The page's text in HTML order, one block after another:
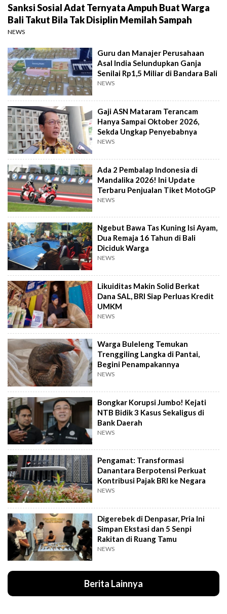
Sanksi Sosial Adat Ternyata Ampuh Buat Warga
Bali Takut Bila Tak Disiplin Memilah Sampah
NEWS
Guru dan Manajer Perusahaan
Asal India Selundupkan Ganja
Senilai Rp1,5 Miliar di Bandara Bali
NEWS
Gaji ASN Mataram Terancam
Hanya Sampai Oktober 2026,
Sekda Ungkap Penyebabnya
NEWS
Ada 2 Pembalap Indonesia di
Mandalika 2026! Ini Update
Terbaru Penjualan Tiket MotoGP
NEWS
Ngebut Bawa Tas Kuning Isi Ayam,
Dua Remaja 16 Tahun di Bali
Diciduk Warga
NEWS
Likuiditas Makin Solid Berkat
Dana SAL, BRI Siap Perluas Kredit
UMKM
NEWS
Warga Buleleng Temukan
Trenggiling Langka di Pantai,
Begini Penampakannya
NEWS
Bongkar Korupsi Jumbo! Kejati
NTB Bidik 3 Kasus Sekaligus di
Bank Daerah
NEWS
Pengamat: Transformasi
Danantara Berpotensi Perkuat
Kontribusi Pajak BRI ke Negara
NEWS
Digerebek di Denpasar, Pria Ini
Simpan Ekstasi dan 5 Senpi
Rakitan di Ruang Tamu
NEWS
Berita Lainnya